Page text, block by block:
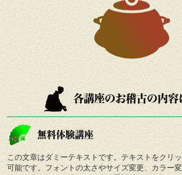
各講座のお稽古の内容
無料体験講座
この文章はダミーテキストです。テキストをクリ
可能です。フォントの太さやサイズ変更、カラー